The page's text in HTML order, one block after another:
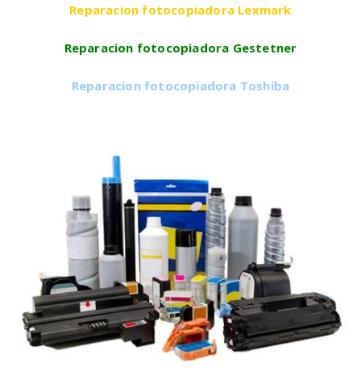
Reparacion fotocopiadora Lexmark
Reparacion fotocopiadora Gestetner
Reparacion fotocopiadora Toshiba